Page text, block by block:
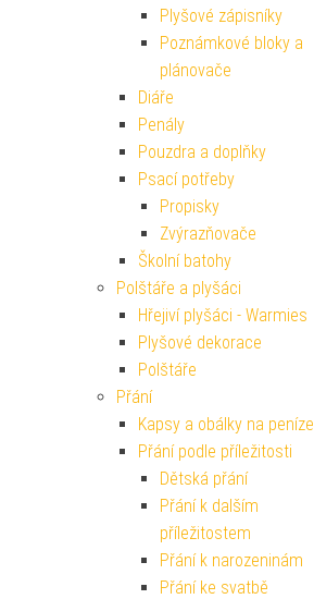
Plyšové zápisníky
Poznámkové bloky a
plánovače
Diáře
Penály
Pouzdra a doplňky
Psací potřeby
Propisky
Zvýrazňovače
Školní batohy
Polštáře a plyšáci
Hřejiví plyšáci - Warmies
Plyšové dekorace
Polštáře
Přání
Kapsy a obálky na peníze
Přání podle příležitosti
Dětská přání
Přání k dalším
příležitostem
Přání k narozeninám
Přání ke svatbě